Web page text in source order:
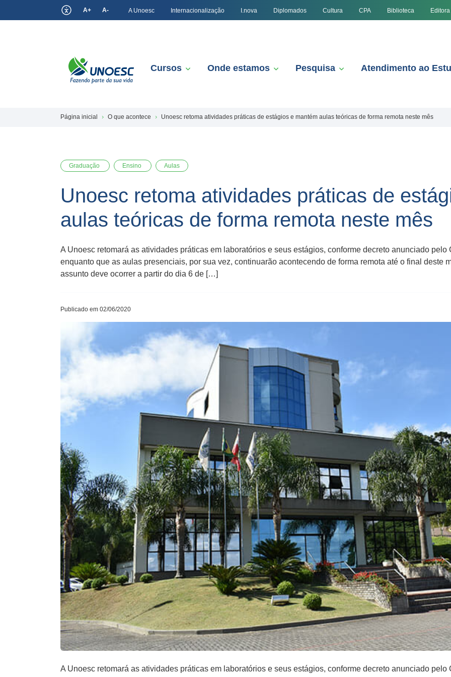
A+ A- A Unoesc Internacionalização I.nova Diplomados Cultura CPA Biblioteca Editora
Cursos Onde estamos Pesquisa Atendimento ao
Página inicial O que acontece Unoesc retoma atividades práticas de estágios e mantém aulas teóricas de forma remota neste mês
Graduação Ensino Aulas
Unoesc retoma atividades práticas de
aulas teóricas de forma remota neste mês
A Unoesc retomará as atividades práticas em laboratórios e seus estágios, conforme decreto anunciado
enquanto que as aulas presenciais, por sua vez, continuarão acontecendo de forma remota até o final deste
assunto deve ocorrer a partir do dia 6 de […]
Publicado em 02/06/2020
A Unoesc retomará as atividades práticas em laboratórios e seus estágios, conforme decreto anunciado